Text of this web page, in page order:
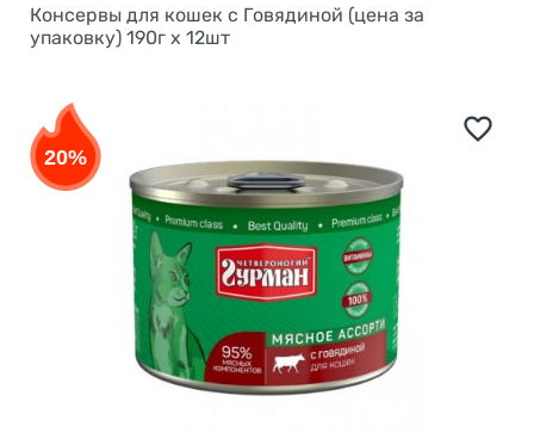
Консервы для кошек с Говядиной (цена за
упаковку) 190г х 12шт
20%